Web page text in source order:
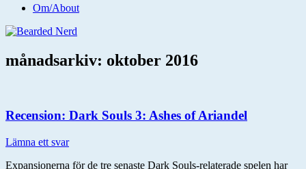
Om/About
månadsarkiv: oktober 2016
Recension: Dark Souls 3: Ashes of Ariandel
Lämna ett svar
Expansionerna för de tre senaste Dark Souls-relaterade spelen har